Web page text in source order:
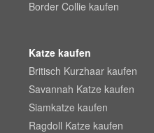
Border Collie kaufen
Katze kaufen
Britisch Kurzhaar kaufen
Savannah Katze kaufen
Siamkatze kaufen
Ragdoll Katze kaufen